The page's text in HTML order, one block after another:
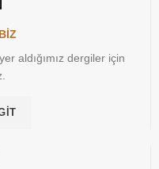
aldığımız dergiler için